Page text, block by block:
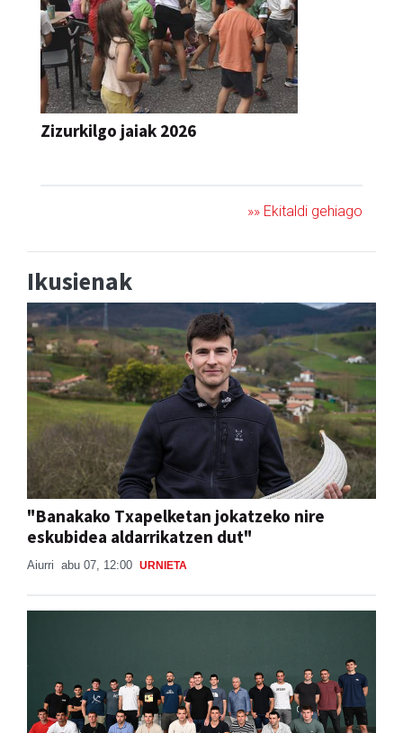
Zizurkilgo jaiak 2026
»» Ekitaldi gehiago
Ikusienak
"Banakako Txapelketan jokatzeko nire
eskubidea aldarrikatzen dut"
Aiurri abu 07, 12:00 URNIETA